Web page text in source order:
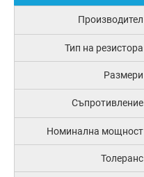
Производител
Тип на резистора
Размери
Съпротивление
Номинална мощност
Толеранс